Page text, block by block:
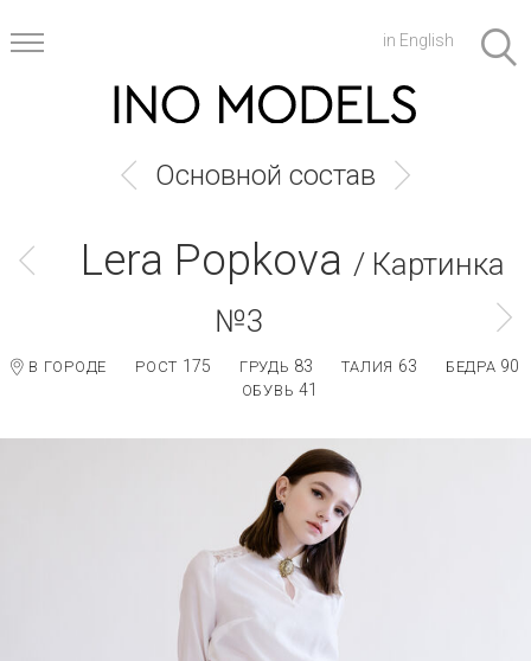
in English
Основной состав
Lera Popkova / Картинка
№3
В ГОРОДЕ РОСТ 175 ГРУДЬ 83 ТАЛИЯ 63 БЕДРА 90
ОБУВЬ41